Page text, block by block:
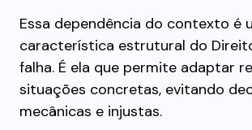
Essa dependência do contexto é
característica estrutural do
falha. É ela que permite adaptar
situações concretas, evitando
mecânicas e injustas.